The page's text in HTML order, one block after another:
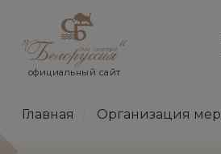
официальный сайт
Главная Организация